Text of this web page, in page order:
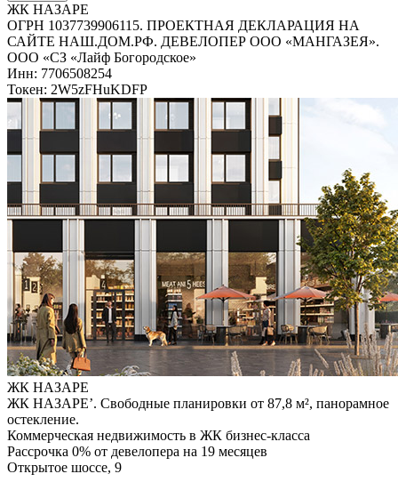
ЖК НАЗАРЕ
ОГРН 1037739906115. ПРОЕКТНАЯ ДЕКЛАРАЦИЯ НА
САЙТЕ НАШ.ДОМ.РФ. ДЕВЕЛОПЕР ООО «МАНГАЗЕЯ».
ООО «СЗ «Лайф Богородское»
Инн: 7706508254
Токен: 2W5zFHuKDFP
ЖК НАЗАРЕ
ЖК НАЗАРЕ’. Свободные планировки от 87,8 м², панорамное
остекление.
Коммерческая недвижимость в ЖК бизнес-класса
Рассрочка 0% от девелопера на 19 месяцев
Открытое шоссе, 9